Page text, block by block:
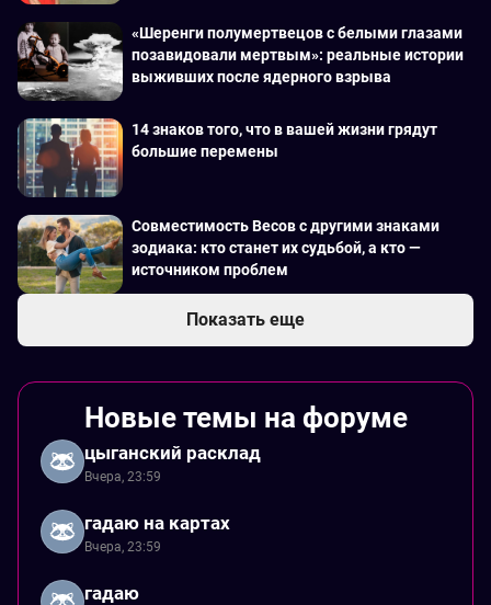
«Шеренги полумертвецов с белыми глазами
позавидовали мертвым»: реальные истории
выживших после ядерного взрыва
14 знаков того, что в вашей жизни грядут
большие перемены
Совместимость Весов с другими знаками
зодиака: кто станет их судьбой, а кто —
источником проблем
Показать еще
Новые темы на форуме
цыганский расклад
Вчера, 23:59
гадаю на картах
Вчера, 23:59
гадаю